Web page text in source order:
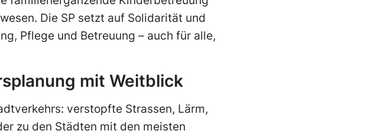
Die SP setzt auf Solidarität und
Pflege und Betreuung – auch für alle,
mit Weitblick
verstopfte Strassen, Lärm,
zu den Städten mit den meisten